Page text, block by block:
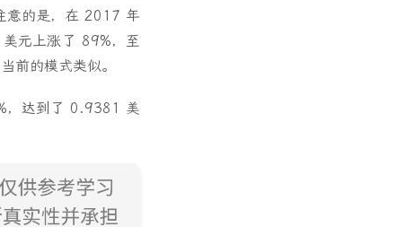
意的是，在 2017 年
元上涨了 89%，至
的模式类似。
，达到了 0.9381 美